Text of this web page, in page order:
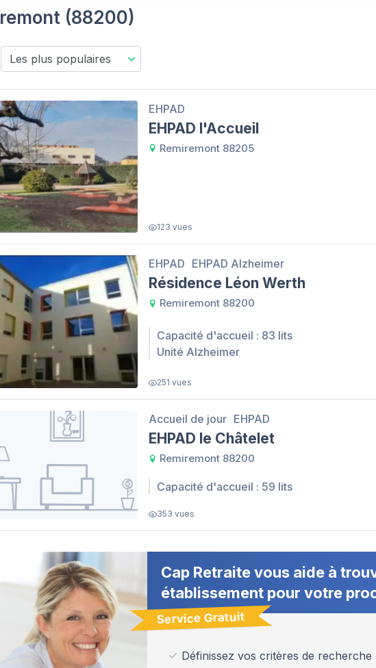
(88200)
EHPAD
EHPAD l'Accueil
Remiremont 88205
123 vues
EHPAD EHPAD Alzheimer
Résidence Léon Werth
Remiremont 88200
Capacité d'accueil : 83 lits
Unité Alzheimer
251 vues
Accueil de jour EHPAD
EHPAD le Châtelet
Remiremont 88200
Capacité d'accueil : 59 lits
353 vues
Cap Retraite vous aide à
établissement pour votre
Service Gratuit
Définissez vos critères de recherche